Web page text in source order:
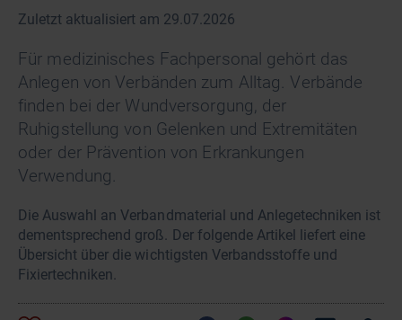
Zuletzt aktualisiert am 29.07.2026
Für medizinisches Fachpersonal gehört das
Anlegen von Verbänden zum Alltag. Verbände
finden bei der Wundversorgung, der
Ruhigstellung von Gelenken und Extremitäten
oder der Prävention von Erkrankungen
Verwendung.
Die Auswahl an Verbandmaterial und Anlegetechniken ist
dementsprechend groß. Der folgende Artikel liefert eine
Übersicht über die wichtigsten Verbandsstoffe und
Fixiertechniken.